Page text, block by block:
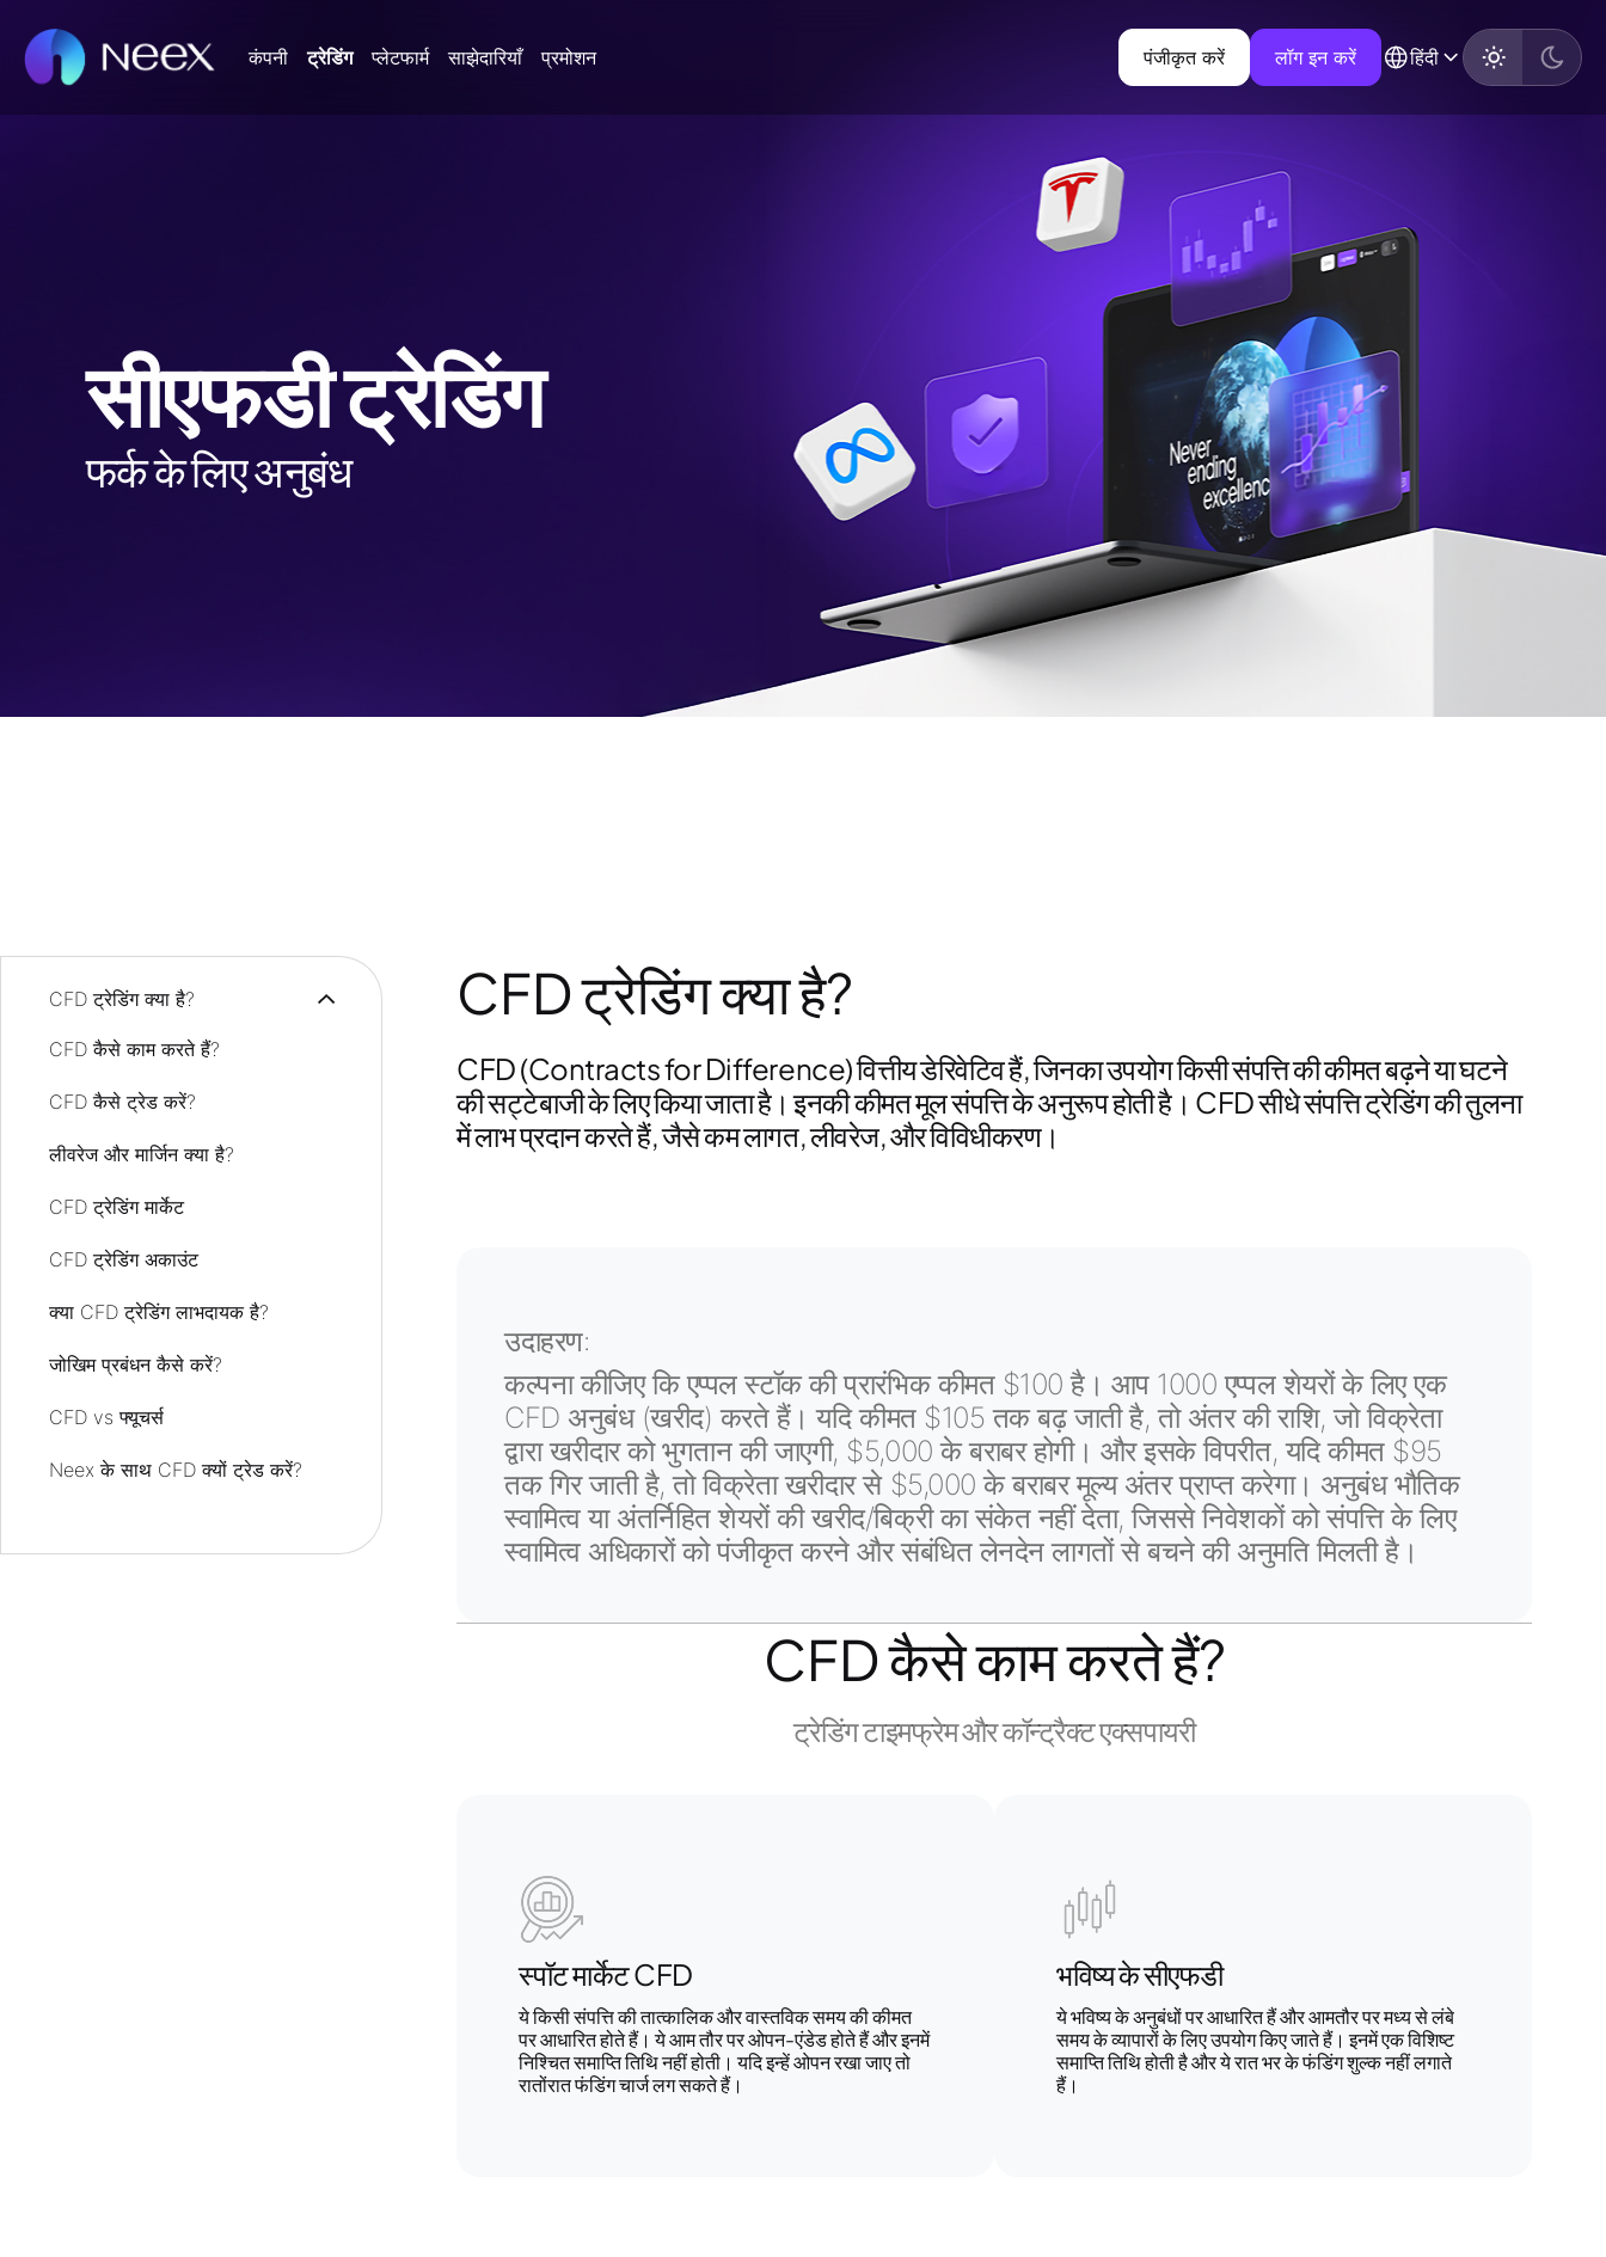
कंपनी ट्रेडिंग प्लेटफार्म साझेदारियाँ प्रमोशन पंजीकृत करें लॉग इन करें हिंदी
सीएफडी ट्रेडिंग
फर्क के लिए अनुबंध
CFD ट्रेडिंग क्या है?
CFD (Contracts for Difference) वित्तीय डेरिवेटिव हैं, जिनका उपयोग किसी संपत्ति की कीमत बढ़ने या घटने
की सट्टेबाजी के लिए किया जाता है। इनकी कीमत मूल संपत्ति के अनुरूप होती है। CFD सीधे संपत्ति ट्रेडिंग की तुलना
में लाभ प्रदान करते हैं, जैसे कम लागत, लीवरेज, और विविधीकरण।
उदाहरण:
कल्पना कीजिए कि एप्पल स्टॉक की प्रारंभिक कीमत $100 है। आप 1000 एप्पल शेयरों के लिए एक
CFD अनुबंध (खरीद) करते हैं। यदि कीमत $105 तक बढ़ जाती है, तो अंतर की राशि, जो विक्रेता
द्वारा खरीदार को भुगतान की जाएगी, $5,000 के बराबर होगी। और इसके विपरीत, यदि कीमत $95
तक गिर जाती है, तो विक्रेता खरीदार से $5,000 के बराबर मूल्य अंतर प्राप्त करेगा। अनुबंध भौतिक
स्वामित्व या अंतर्निहित शेयरों की खरीद/बिक्री का संकेत नहीं देता, जिससे निवेशकों को संपत्ति के लिए
स्वामित्व अधिकारों को पंजीकृत करने और संबंधित लेनदेन लागतों से बचने की अनुमति मिलती है।
CFD कैसे काम करते हैं?
ट्रेडिंग टाइमफ्रेम और कॉन्ट्रैक्ट एक्सपायरी
स्पॉट मार्केट CFD
ये किसी संपत्ति की तात्कालिक और वास्तविक समय की कीमत
पर आधारित होते हैं। ये आम तौर पर ओपन-एंडेड होते हैं और इनमें
निश्चित समाप्ति तिथि नहीं होती। यदि इन्हें ओपन रखा जाए तो
रातोंरात फंडिंग चार्ज लग सकते हैं।
भविष्य के सीएफडी
ये भविष्य के अनुबंधों पर आधारित हैं और आमतौर पर मध्य से लंबे
समय के व्यापारों के लिए उपयोग किए जाते हैं। इनमें एक विशिष्ट
समाप्ति तिथि होती है और ये रात भर के फंडिंग शुल्क नहीं लगाते
हैं।
CFD ट्रेडिंग क्या है?
CFD कैसे काम करते हैं?
CFD कैसे ट्रेड करें?
लीवरेज और मार्जिन क्या है?
CFD ट्रेडिंग मार्केट
CFD ट्रेडिंग अकाउंट
क्या CFD ट्रेडिंग लाभदायक है?
जोखिम प्रबंधन कैसे करें?
CFD vs फ्यूचर्स
Neex के साथ CFD क्यों ट्रेड करें?